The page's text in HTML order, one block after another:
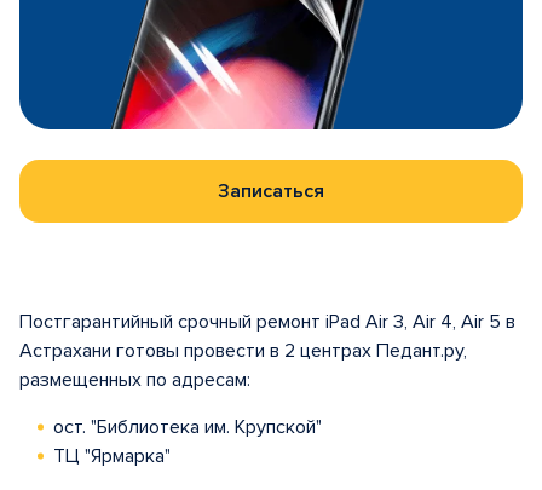
Записаться
Постгарантийный срочный ремонт iPad Air 3, Air 4, Air 5 в
Астрахани готовы провести в 2 центрах Педант.ру,
размещенных по адресам:
ост. "Библиотека им. Крупской"
ТЦ "Ярмарка"